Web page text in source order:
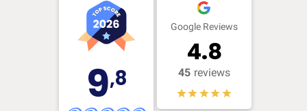
9,8
Google Reviews
4.8
45 reviews